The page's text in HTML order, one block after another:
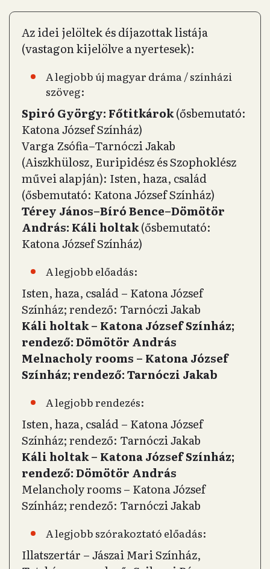
Az idei jelöltek és díjazottak listája
(vastagon kijelölve a nyertesek):
A legjobb új magyar dráma / színházi
szöveg:
Spiró György: Főtitkárok(ősbemutató:
Katona József Színház)
Varga Zsófia–Tarnóczi Jakab
(Aiszkhülosz, Euripidész és Szophoklész
művei alapján): Isten, haza, család
(ősbemutató: Katona József Színház)
Térey János–Bíró Bence–Dömötör
András: Káli holtak(ősbemutató:
Katona József Színház)
A legjobb előadás:
Isten, haza, család – Katona József
Színház; rendező: Tarnóczi Jakab
Káli holtak – Katona József Színház;
rendező: Dömötör András
Melnacholy rooms – Katona József
Színház; rendező: Tarnóczi Jakab
A legjobb rendezés:
Isten, haza, család – Katona József
Színház; rendező: Tarnóczi Jakab
Káli holtak – Katona József Színház;
rendező: Dömötör András
Melancholy rooms – Katona József
Színház; rendező: Tarnóczi Jakab
A legjobb szórakoztató előadás:
Illatszertár – Jászai Mari Színház,